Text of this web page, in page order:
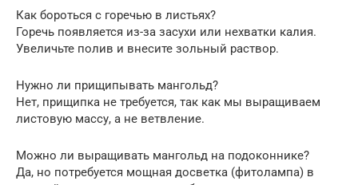
Как бороться с горечью в листьях?
Горечь появляется из-за засухи или нехватки калия.
Увеличьте полив и внесите зольный раствор.
Нужно ли прищипывать мангольд?
Нет, прищипка не требуется, так как мы выращиваем
листовую массу, а не ветвление.
Можно ли выращивать мангольд на подоконнике?
Да, но потребуется мощная досветка (фитолампа) в